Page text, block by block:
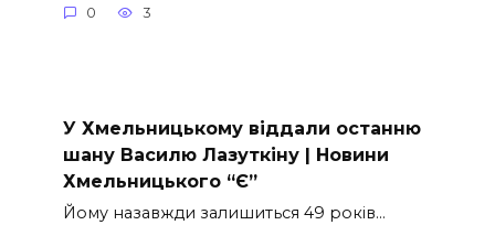
0 3
У Хмельницькому віддали останню
шану Василю Лазуткіну | Новини
Хмельницького “Є”
Йому назавжди залишиться 49 років…